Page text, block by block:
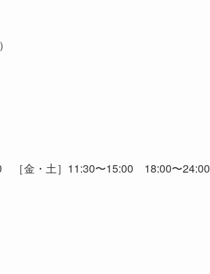
［金・土］11:30〜15:00 18:00〜24:00